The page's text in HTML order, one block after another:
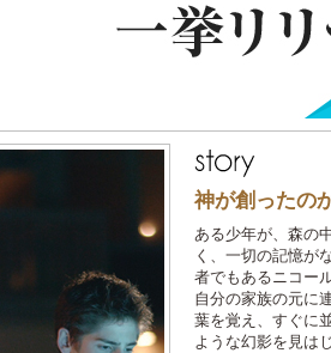
神が創ったの
ある少年が、森の
く、一切の記憶が
者でもあるニコー
自分の家族の元に
葉を覚え、すぐに
ような幻影を見は